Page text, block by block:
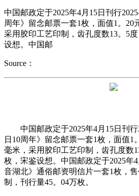
中国邮政定于2025年4月15日刊行
周年》留念邮票一套1枚，面值1。20
采用胶印工艺印制，齿孔度数13。5
设想。中国邮
Source：
中国邮政定于2025年4月15日刊行
日10周年》留念邮票一套1枚，面值1
毫米，采用胶印工艺印制，齿孔度数
枚，宋鉴设想。中国邮政定于2025年
音湖北》通俗邮资明信片一套1枚，
制，刊行量45。04万枚。